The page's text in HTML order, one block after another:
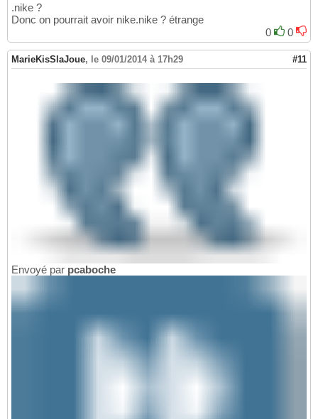
.nike ?
Donc on pourrait avoir nike.nike ? étrange
0
0
MarieKisSlaJoue, le 09/01/2014 à 17h29 #11
Envoyé par pcaboche